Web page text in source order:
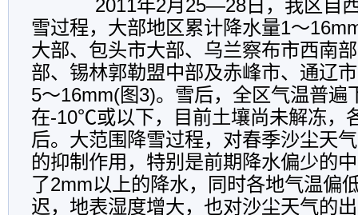
2011年2月25—28日，我区自西
雪过程，大部地区累计降水量1～
大部、包头市大部、乌兰察布市西南
部、锡林郭勒盟中部及赤峰市、通辽
5～16mm(图3)。雪后，全区气温普遍
在-10℃或以下，目前土壤尚未解冻，
后。大范围降雪过程，对春季沙尘天
的抑制作用，特别是前期降水偏少的
了2mm以上的降水，同时各地气温偏
迟，地表湿度增大，也对沙尘天气的